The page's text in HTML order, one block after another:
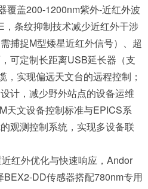
覆盖200-1200nm紫外-近红外波
条纹抑制技术减少近红外干涉
捕捉M型矮星近红外信号）、超
可定制长距离USB延长器（支
实现偏远天文台的远程控制；
计，减少野外站点的设备运维
天文设备控制标准与EPICS系
观测控制系统，实现多设备联
红外优化与快速响应，Andor
DD传感器搭配780nm专用